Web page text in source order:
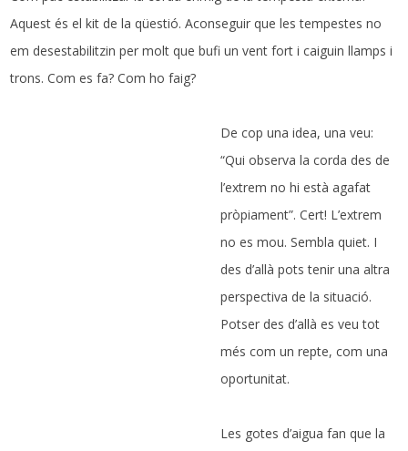
Aquest és el kit de la qüestió. Aconseguir que les tempestes no
em desestabilitzin per molt que bufi un vent fort i caiguin llamps i
trons. Com es fa? Com ho faig?
De cop una idea, una veu:
“Qui observa la corda des de
l’extrem no hi està agafat
pròpiament”. Cert! L’extrem
no es mou. Sembla quiet. I
des d’allà pots tenir una altra
perspectiva de la situació.
Potser des d’allà es veu tot
més com un repte, com una
oportunitat.
Les gotes d’aigua fan que la